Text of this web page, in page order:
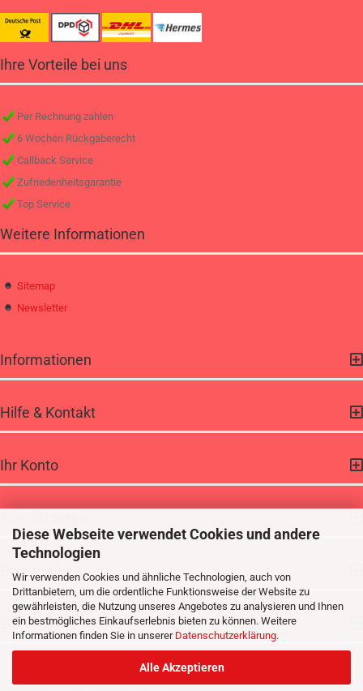
Diese Webseite verwendet Cookies und andere
Technologien
Wir verwenden Cookies und ähnliche Technologien, auch von
Drittanbietern, um die ordentliche Funktionsweise der Website zu
gewährleisten, die Nutzung unseres Angebotes zu analysieren und Ihnen
ein bestmögliches Einkaufserlebnis bieten zu können. Weitere
Informationen finden Sie in unserer Datenschutzerklärung.
Alle Akzeptieren
Ihre Vorteile bei uns
Per Rechnung zahlen
6 Wochen Rückgaberecht
Callback Service
Zufriedenheitsgarantie
Top Service
Weitere Informationen
Sitemap
Newsletter
Informationen
Hilfe & Kontakt
Ihr Konto
Bookmarken
Zahlung & Versand